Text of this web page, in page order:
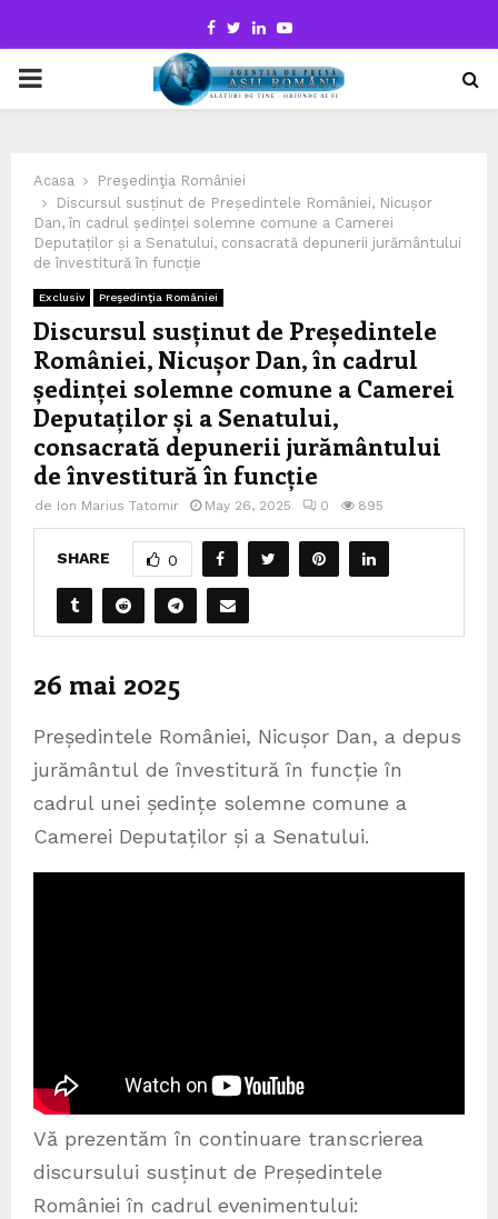
Facebook
TwitterLinkedinYoutube
PRIMARY
Acasa
Preşedinţia României
Discursul susținut de Președintele României, Nicușor
Dan, în cadrul ședinței solemne comune a Camerei
Deputaților și a Senatului, consacrată depunerii jurământului
de învestitură în funcție
Exclusiv Preşedinţia României
Discursul susținut de Președintele
României, Nicușor Dan, în cadrul
ședinței solemne comune a Camerei
Deputaților și a Senatului,
consacrată depunerii jurământului
de învestitură în funcție
de Ion Marius Tatomir May 26, 2025 0 895
SHARE 0
26 mai 2025
Președintele României, Nicușor Dan, a depus
jurământul de învestitură în funcție în
cadrul unei ședințe solemne comune a
Camerei Deputaților și a Senatului.
Vă prezentăm în continuare transcrierea
discursului susținut de Președintele
României în cadrul evenimentului: